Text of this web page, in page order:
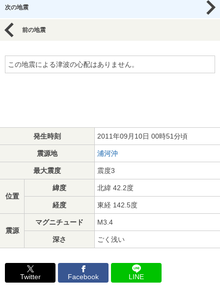
次の地震
前の地震
この地震による津波の心配はありません。
発生時刻 2011年09月10日 00時51分頃
震源地 浦河沖
最大震度 震度3
位置
緯度 北緯 42.2度
経度 東経 142.5度
震源
マグニチュード M3.4
深さ ごく浅い
Twitter Facebook LINE